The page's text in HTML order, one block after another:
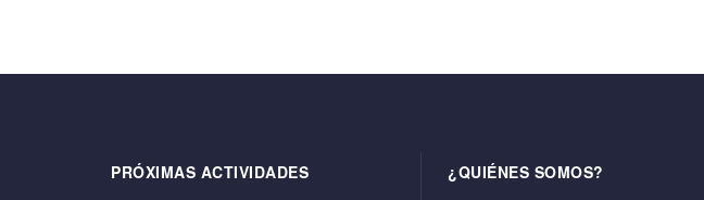
PRÓXIMAS ACTIVIDADES ¿QUIÉNES SOMOS?